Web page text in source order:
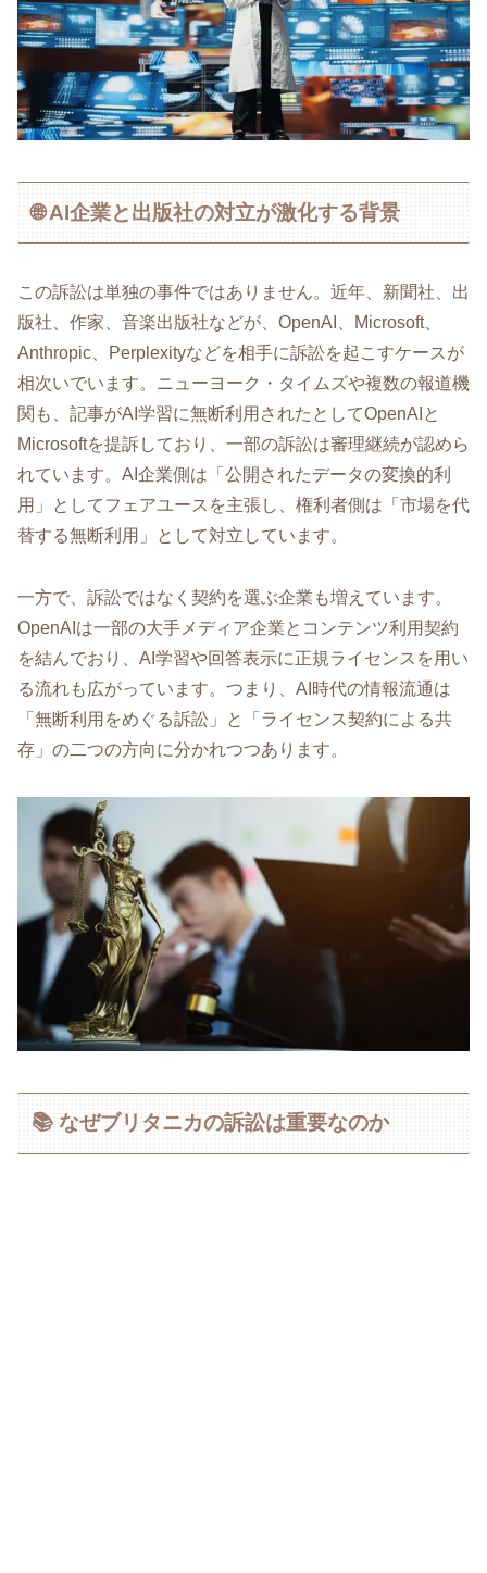
🌐 AI企業と出版社の対立が激化する背景
この訴訟は単独の事件ではありません。近年、新聞社、出
版社、作家、音楽出版社などが、OpenAI、Microsoft、
Anthropic、Perplexityなどを相手に訴訟を起こすケースが
相次いでいます。ニューヨーク・タイムズや複数の報道機
関も、記事がAI学習に無断利用されたとしてOpenAIと
Microsoftを提訴しており、一部の訴訟は審理継続が認めら
れています。AI企業側は「公開されたデータの変換的利
用」としてフェアユースを主張し、権利者側は「市場を代
替する無断利用」として対立しています。
一方で、訴訟ではなく契約を選ぶ企業も増えています。
OpenAIは一部の大手メディア企業とコンテンツ利用契約
を結んでおり、AI学習や回答表示に正規ライセンスを用い
る流れも広がっています。つまり、AI時代の情報流通は
「無断利用をめぐる訴訟」と「ライセンス契約による共
存」の二つの方向に分かれつつあります。
📚 なぜブリタニカの訴訟は重要なのか